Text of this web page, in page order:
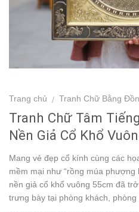
Trang chủ / Tranh Chữ Bằng
Tranh Chữ Tâm
Nền Giả Cổ Khổ
Mang vẻ đẹp cổ kính cùng các
mềm mại như “rồng múa phượng
nền giả cổ khổ vuông 55cm đã
trưng bày tại phòng khách, phòng